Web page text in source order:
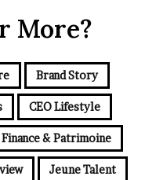
More?
Brand Story
CEO Lifestyle
Finance & Patrimoine
Jeune Talent